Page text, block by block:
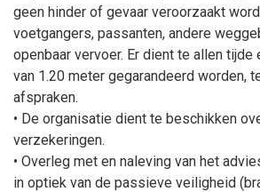
geen hinder of gevaar veroorzaakt
voetgangers, passanten, andere
openbaar vervoer. Er dient te allen tijde
van 1.20 meter gegarandeerd worden,
afspraken.
• De organisatie dient te beschikken
verzekeringen.
• Overleg met en naleving van het
in optiek van de passieve veiligheid